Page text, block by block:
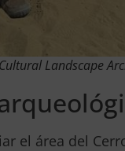
Landscape
el área del